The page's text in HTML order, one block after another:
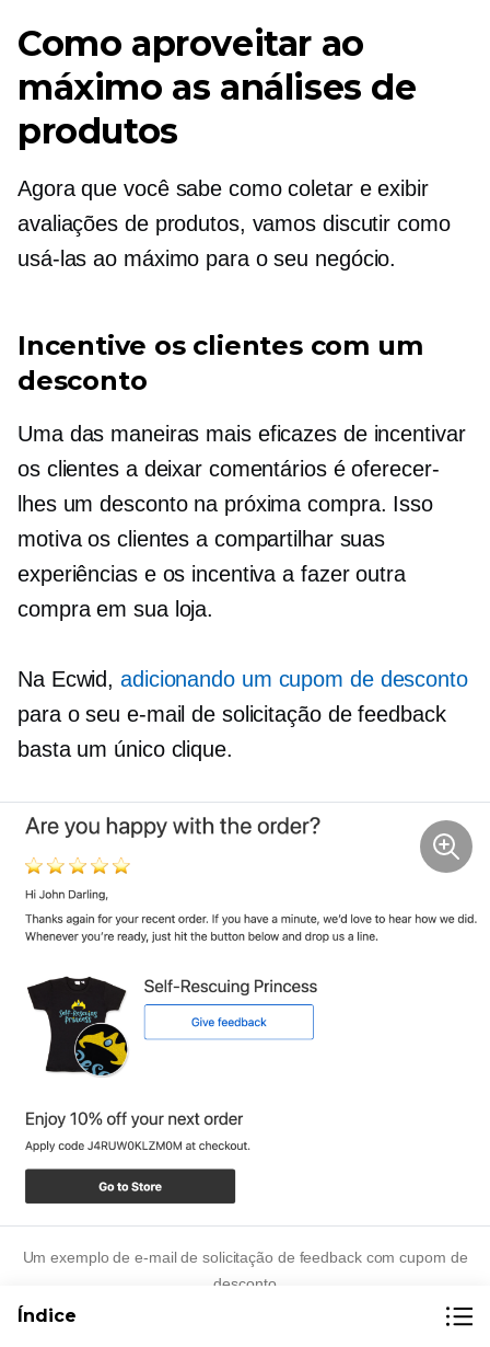
Como aproveitar ao
máximo as análises de
produtos
Agora que você sabe como coletar e exibir
avaliações de produtos, vamos discutir como
usá-las ao máximo para o seu negócio.
Incentive os clientes com um
desconto
Uma das maneiras mais eficazes de incentivar
os clientes a deixar comentários é oferecer-
lhes um desconto na próxima compra. Isso
motiva os clientes a compartilhar suas
experiências e os incentiva a fazer outra
compra em sua loja.
Na Ecwid,adicionando um cupom de desconto
para o seu e-mail de solicitação de feedback
basta um único clique.
Um exemplo de e-mail de solicitação de feedback com cupom de
desconto
Índice